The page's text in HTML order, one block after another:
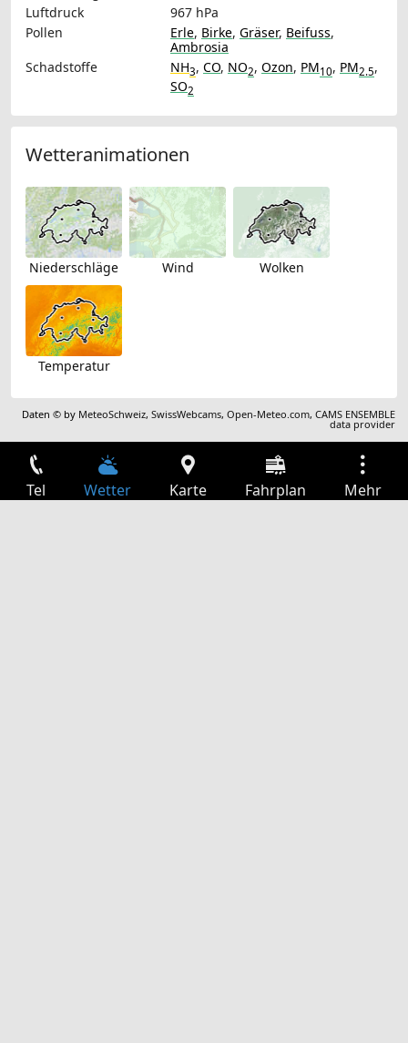
Luftdruck
967 hPa
Pollen
Erle, Birke, Gräser, Beifuss,
Ambrosia
Schadstoffe
NH3, CO, NO2, Ozon, PM10, PM2.5,
SO2
Wetteranimationen
Niederschläge Wind Wolken
Temperatur
Daten © by MeteoSchweiz,SwissWebcams,Open-Meteo.com,CAMS ENSEMBLE
data provider
Tel Wetter Karte Fahrplan Mehr